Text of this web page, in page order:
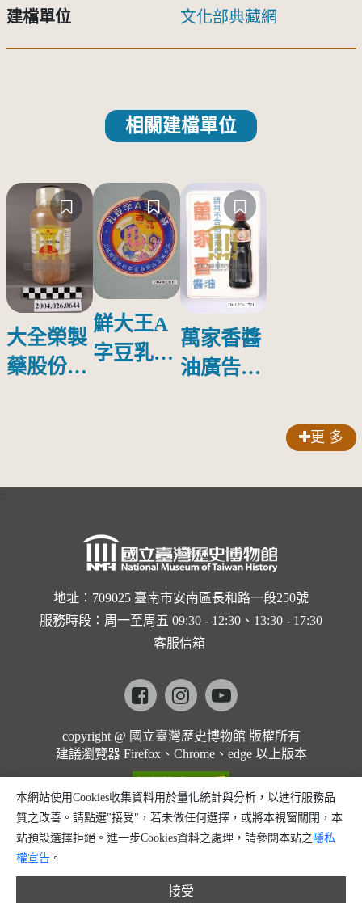
建檔單位 文化部典藏網
相關建檔單位
大全榮製
藥股份有
鮮大王A
字豆乳罐
萬家香醬
油廣告塑
更 多
地址：709025 臺南市安南區長和路一段250號
服務時段：周一至周五 09:30 - 12:30、13:30 - 17:30
客服信箱
Facebookinstagramyoutube
copyright @ 國立臺灣歷史博物館 版權所有
建議瀏覽器 Firefox、Chrome、edge 以上版本
本網站使用Cookies收集資料用於量化統計與分析，以進行服務品
質之改善。請點選"接受"，若未做任何選擇，或將本視窗關閉，本
站預設選擇拒絕。進一步Cookies資料之處理，請參閱本站之 隱私
權宣告 。
接受